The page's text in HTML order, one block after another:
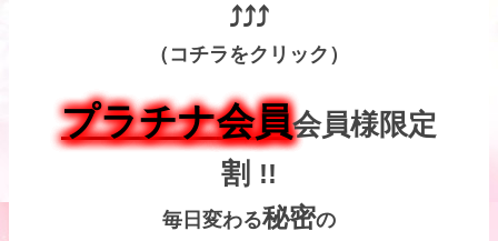
⤴⤴⤴
（コチラをクリック）
プラチナ会員会員様限定
割 !!
毎日変わる秘密の